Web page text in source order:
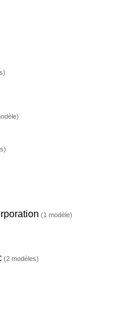
(1 modèle)
(2 modèles)